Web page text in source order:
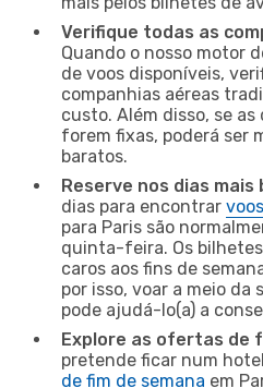
Verifique todas as
Quando o nosso motor
de voos disponíveis,
companhias aéreas
custo. Além disso, se
forem fixas, poderá ser
baratos.
Reserve nos dias mais
dias para encontrar
para Paris são
quinta-feira. Os
caros aos fins de
por isso, voar a meio da
pode ajudá-lo(a) a
Explore as ofertas de
pretende ficar num
de fim de semana em